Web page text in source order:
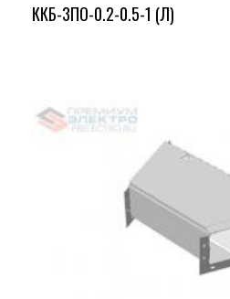
ККБ-3ПО-0.2-0.5-1 (Л)